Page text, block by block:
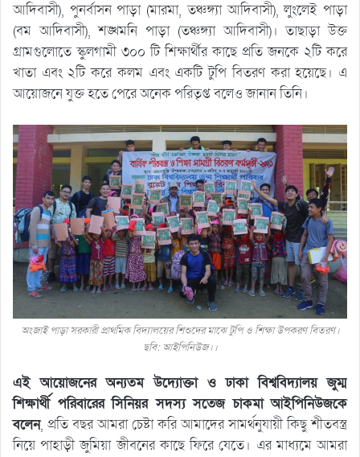
আদিবাসী), পুনর্বাসন পাড়া (মারমা, তঞ্চঙ্গ্যা আদিবাসী), লুংলেই পাড়া
(বম আদিবাসী), শঙ্খমনি পাড়া (তঞ্চঙ্গ্যা আদিবাসী)। তাছাড়া উক্ত
গ্রামগুলোতে স্কুলগামী ৩০০ টি শিক্ষার্থীর কাছে প্রতি জনকে ২টি করে
খাতা এবং ২টি করে কলম এবং একটি টুপি বিতরণ করা হয়েছে। এ
আয়োজনে যুক্ত হতে পেরে অনেক পরিতৃপ্ত বলেও জানান তিনি।
অংজাই পাড়া সরকারী প্রাথমিক বিদ্যালয়ের শিশুদের মাঝে টুপি ও শিক্ষা উপকরণ বিতরণ।
ছবি: আইপিনিউজ।।
এই আয়োজনের অন্যতম উদ্যোক্তা ও ঢাকা বিশ্ববিদ্যালয় জুম্ম
শিক্ষার্থী পরিবারের সিনিয়র সদস্য সতেজ চাকমা আইপিনিউজকে
বলেন, প্রতি বছর আমরা চেষ্টা করি আমাদের সামর্থনুযায়ী কিছু শীতবস্ত্র
নিয়ে পাহাড়ী জুমিয়া জীবনের কাছে ফিরে যেতে। এর মাধ্যমে আমরা